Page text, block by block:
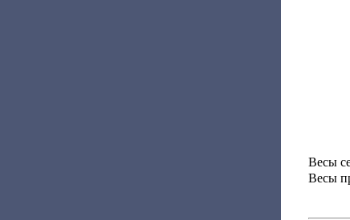
Весы
Весы